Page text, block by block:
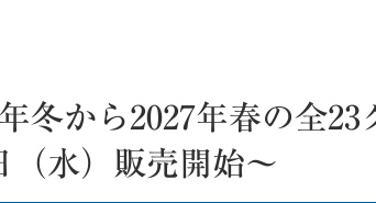
冬から2027年春の全
（水）販売開始～